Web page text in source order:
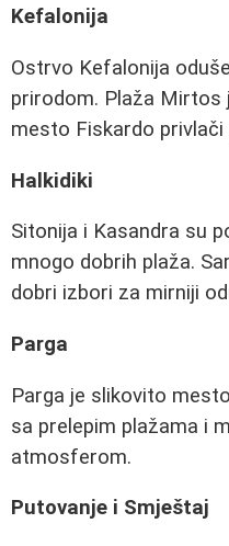
Kefalonija
Ostrvo Kefalonija
prirodom. Plaža Mirtos
mesto Fiskardo
Halkidiki
Sitonija i Kasandra su
mnogo dobrih plaža.
dobri izbori za mirniji
Parga
Parga je slikovito
sa prelepim plažama i
atmosferom.
Putovanje i Smještaj